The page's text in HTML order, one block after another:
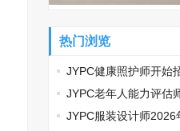
热门浏览
JYPC健康照护师开始
JYPC老年人能力评估
JYPC服装设计师2026